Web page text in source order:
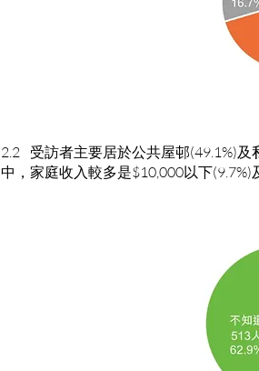
2.2 受訪者主要居於公共屋邨(49.1%)及
中，家庭收入較多是$10,000以下(9.7%)